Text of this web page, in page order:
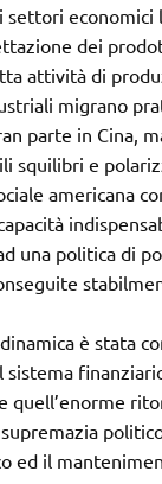
economici
dei
attività di
migrano
parte in Cina,
squilibri e
americana
una politica di
è stata
quell’enorme
ed il